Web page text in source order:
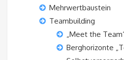
Mehrwertbaustein
Teambuilding
„Meet the
Berghorizonte